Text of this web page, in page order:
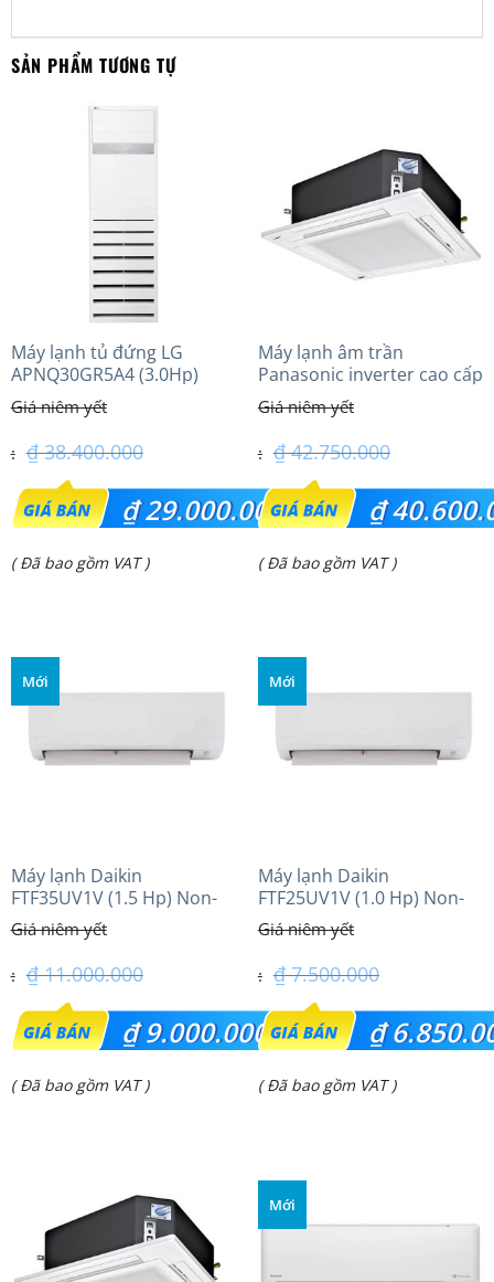
SẢN PHẨM TƯƠNG TỰ
Máy lạnh tủ đứng LG
APNQ30GR5A4 (3.0Hp)
Inverter
₫38.400.000
Giá
gốc
là:
₫29.000.000
Giá
₫ 29.000.000.
( Đã bao gồm VAT )
Máy lạnh âm trần
Panasonic inverter cao cấp
(5.0Hp) S-3448PU3HA/U-
43PRH1H5
₫42.750.000
Giá
gốc
là:
₫
Giá
₫ 40.600.000.
( Đã bao gồm VAT )
Mới
Máy lạnh Daikin
FTF35UV1V (1.5 Hp) Non-
inverter Thái lan
₫11.000.000
Giá
gốc
là:
₫9.000.000
Giá
₫ 9.000.000.
( Đã bao gồm VAT )
Mới
Máy lạnh Daikin
FTF25UV1V (1.0 Hp) Non-
inverter Thái lan
₫7.500.000
Giá
gốc
là:
₫
Giá
₫ 6.850.000.
( Đã bao gồm VAT )
Mới